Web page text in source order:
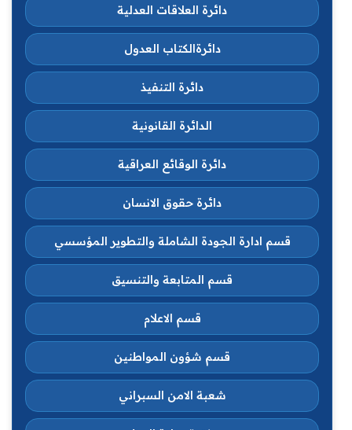
دائرة العلاقات العدلية
دائرةالكتاب العدول
دائرة التنفيذ
الدائرة القانونية
دائرة الوقائع العراقية
دائرة حقوق الانسان
قسم ادارة الجودة الشاملة والتطوير المؤسسي
قسم المتابعة والتنسيق
قسم الاعلام
قسم شؤون المواطنين
شعبة الامن السبراني